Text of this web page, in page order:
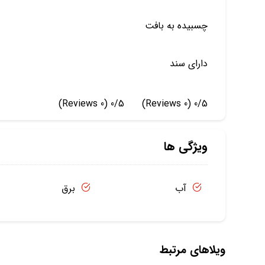
چسبیده به بافت
دارای سند
0/5
(0 Reviews)
0/5
(0 Reviews)
ویژگی ها
آب برق
ویلاهای مرتبط